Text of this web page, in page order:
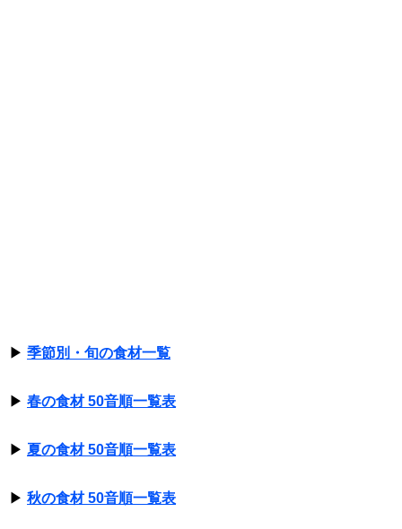
▶ 季節別・旬の食材一覧
▶ 春の食材 50音順一覧表
▶ 夏の食材 50音順一覧表
▶ 秋の食材 50音順一覧表